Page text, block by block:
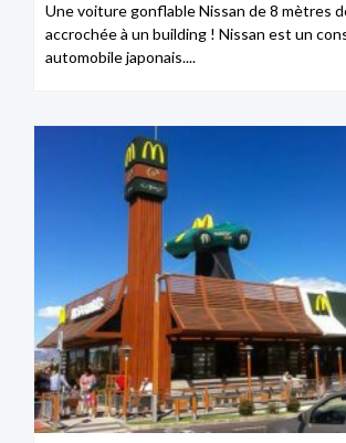
Une voiture gonflable Nissan de 8 mètres
accrochée à un building ! Nissan est un
automobile japonais....